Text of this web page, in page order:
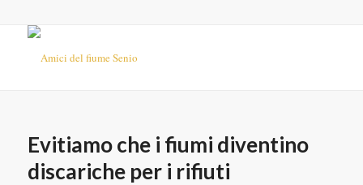
Evitiamo che i fiumi diventino
discariche per i rifiuti